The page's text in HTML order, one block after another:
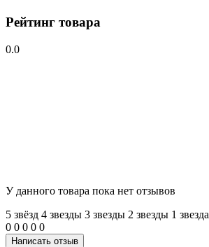
Рейтинг товара
0.0
У данного товара пока нет отзывов
5 звёзд 4 звeзды 3 звeзды 2 звeзды 1 звeзда
0 0 0 0 0
Написать отзыв